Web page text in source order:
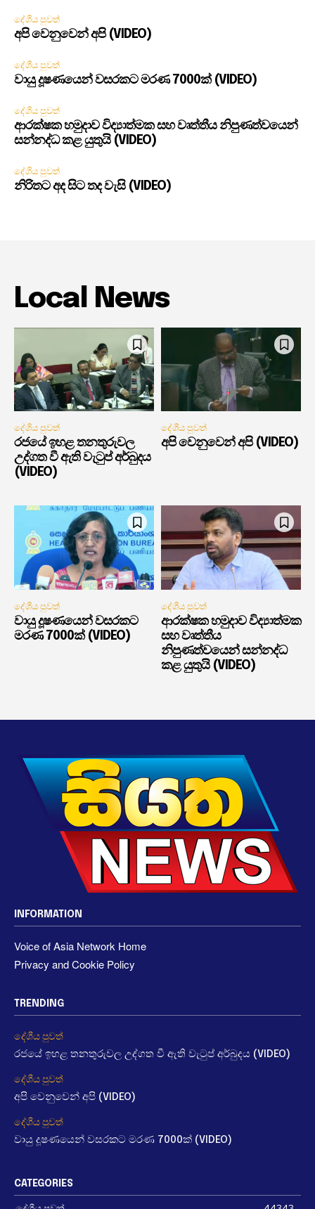
දේශීය පුවත්
අපි වෙනුවෙන් අපි (VIDEO)
දේශීය පුවත්
වායු දූෂණයෙන් වසරකට මරණ 7000ක් (VIDEO)
දේශීය පුවත්
ආරක්ෂක හමුදාව විද්‍යාත්මක සහ වෘත්තීය නිපුණත්වයෙන්
සන්නද්ධ කළ යුතුයි (VIDEO)
දේශීය පුවත්
නිරිතට අද සිට තද වැසි (VIDEO)
Local News
දේශීය පුවත්
රජයේ ඉහළ තනතුරුවල
උද්ගත වී ඇති වැටුප් අර්බුදය
(VIDEO)
දේශීය පුවත්
අපි වෙනුවෙන් අපි (VIDEO)
දේශීය පුවත්
වායු දූෂණයෙන් වසරකට
මරණ 7000ක් (VIDEO)
දේශීය පුවත්
ආරක්ෂක හමුදාව විද්‍යාත්මක
සහ වෘත්තීය
නිපුණත්වයෙන් සන්නද්ධ
කළ යුතුයි (VIDEO)
INFORMATION
Voice of Asia Network Home
Privacy and Cookie Policy
TRENDING
දේශීය පුවත්
රජයේ ඉහළ තනතුරුවල උද්ගත වී ඇති වැටුප් අර්බුදය (VIDEO)
දේශීය පුවත්
අපි වෙනුවෙන් අපි (VIDEO)
දේශීය පුවත්
වායු දූෂණයෙන් වසරකට මරණ 7000ක් (VIDEO)
CATEGORIES